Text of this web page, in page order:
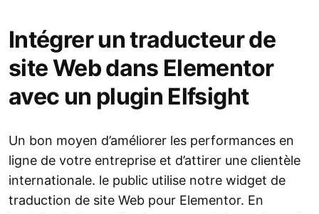
Intégrer un traducteur de
site Web dans Elementor
avec un plugin Elfsight
Un bon moyen d’améliorer les performances en
ligne de votre entreprise et d’attirer une clientèle
internationale. le public utilise notre widget de
traduction de site Web pour Elementor. En